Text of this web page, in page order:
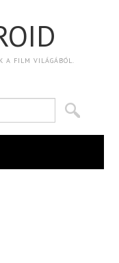
A FILM VILÁGÁBÓL.